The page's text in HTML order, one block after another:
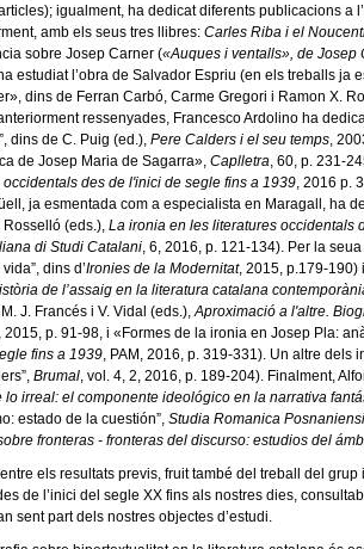
igualment, ha dedicat diferents publicacions a
amb els seus tres llibres: Carles Riba i el
sobre Josep Carner («Auques i ventalls», de Josep
estudiat l’obra de Salvador Espriu (en els treballs ja
dins de Ferran Carbó, Carme Gregori i Ramon X.
ressenyades, Francesco Ardolino ha
dins de C. Puig (ed.), Pere Calders i el seu temps,
de Josep Maria de Sagarra», Caplletra, 60, p. 231-
occidentals des de l'inici de segle fins a 1939, 2016 p.
ja esmentada com a especialista en Maragall, ha
Rosselló (eds.), La ironia en les literatures occidentals
di Studi Catalani, 6, 2016, p. 121-134). Per la
dins d’Ironies de la Modernitat, 2015, p.179-190)
de l’assaig en la literatura catalana
J. Francés i V. Vidal (eds.),Aproximació a l'altre.
2015, p. 91-98, i «Formes de la ironia en Josep Pla:
fins a 1939, PAM, 2016, p. 319-331). Un altre dels
Brumal, vol. 4, 2, 2016, p. 189-204). Finalment,
lo irreal: el componente ideológico en la narrativa
estado de la cuestión”, Studia Romanica
fronteras - fronteras del discurso: estudios del
els resultats previs, fruit també del treball del
de l’inici del segle XX fins als nostres dies,
sent part dels nostres objectes d’estudi.